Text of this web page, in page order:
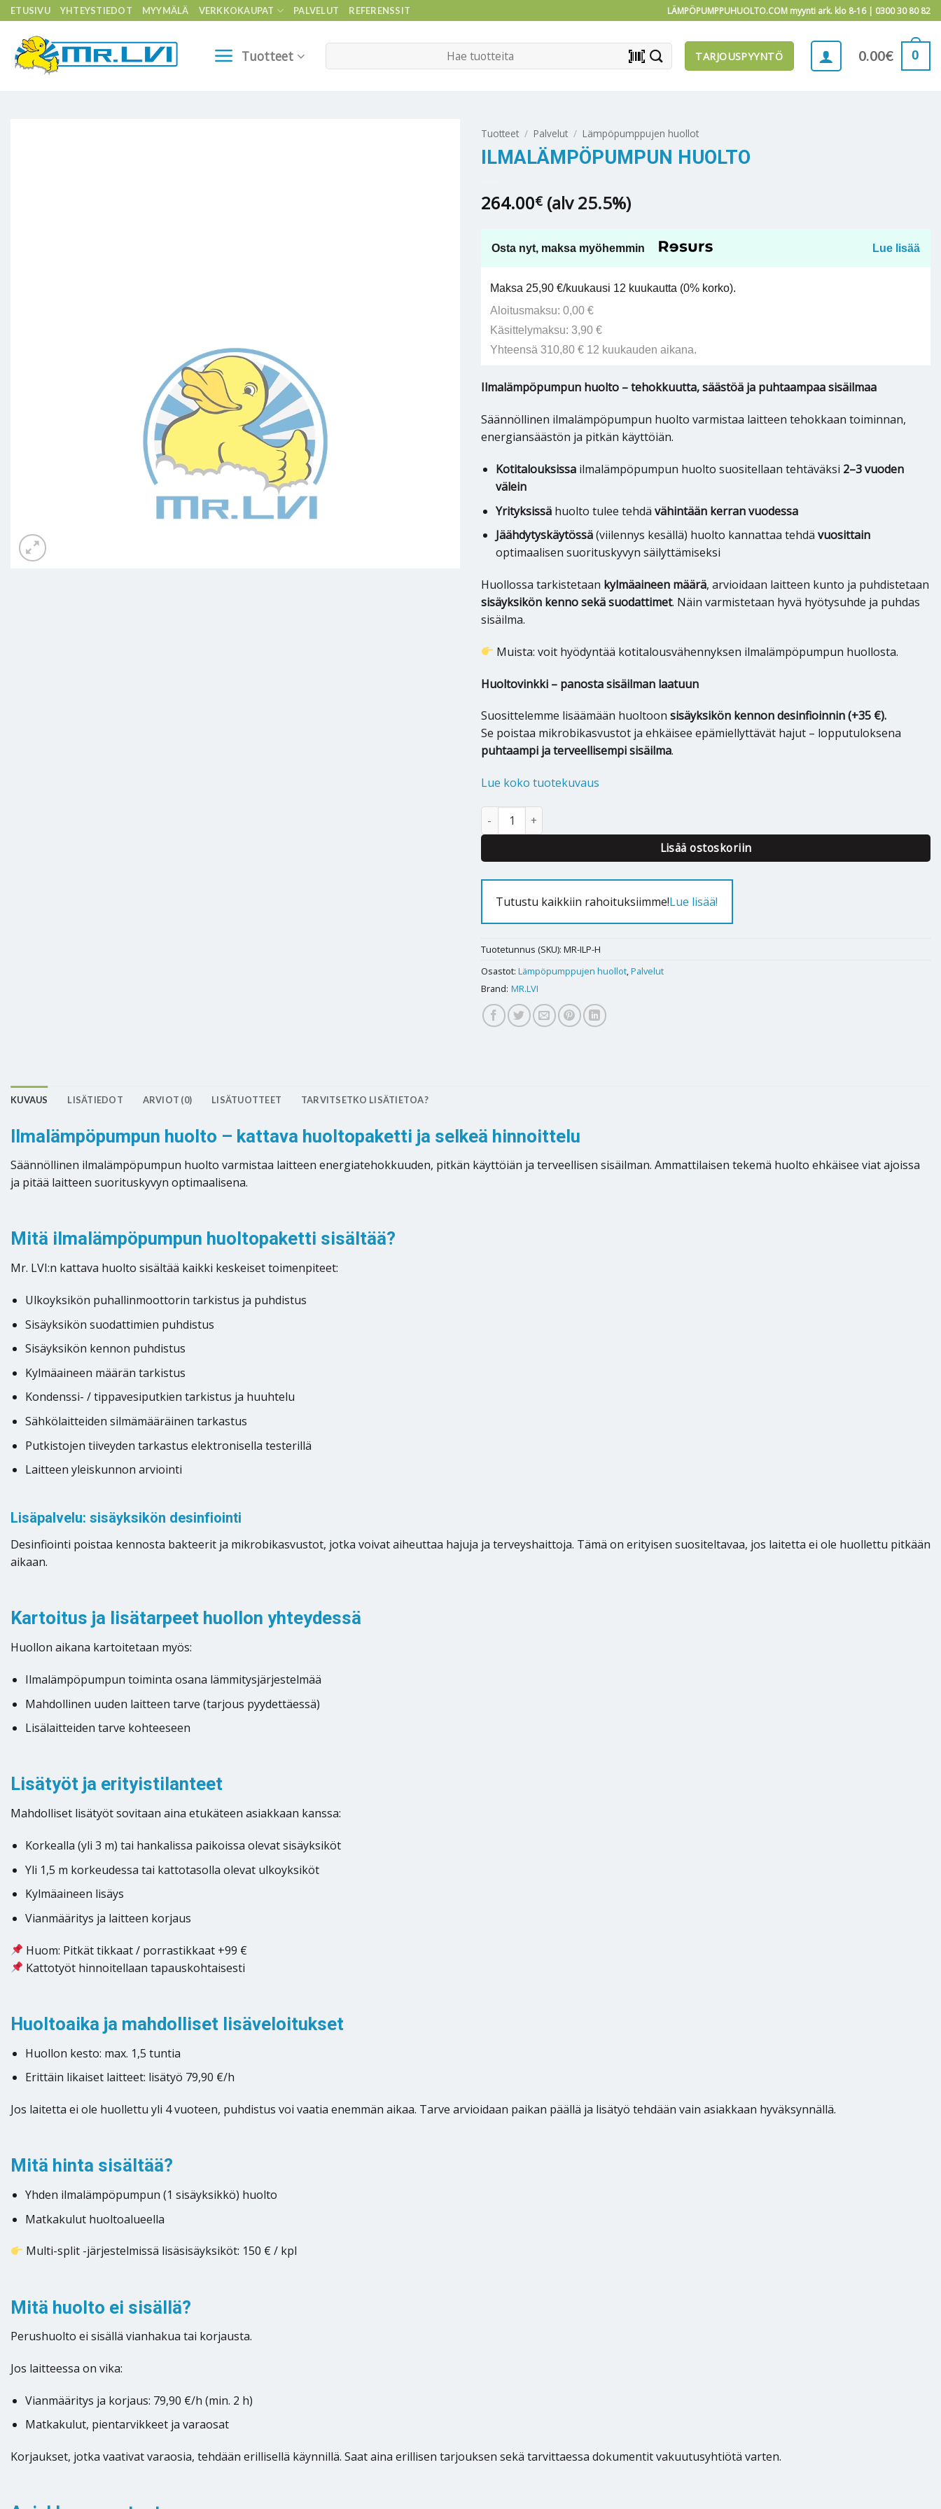
Skip
to
content
ETUSIVU YHTEYSTIEDOT MYYMÄLÄ VERKKOKAUPAT PALVELUT REFERENSSIT LÄMPÖPUMPPUHUOLTO.COM myynti ark. klo 8-16 | 0300 30 80 82
Tuotteet barcode_scanner TARJOUSPYYNTÖ 0.00€ 0
Tuotteet / Palvelut / Lämpöpumppujen huollot
ILMALÄMPÖPUMPUN HUOLTO
264.00€ (alv 25.5%)
Osta nyt, maksa myöhemmin Lue lisää
Maksa 25,90 €/kuukausi 12 kuukautta (0% korko).
Aloitusmaksu: 0,00 €
Käsittelymaksu: 3,90 €
Yhteensä 310,80 € 12 kuukauden aikana.
Ilmalämpöpumpun huolto – tehokkuutta, säästöä ja puhtaampaa sisäilmaa
Säännöllinen ilmalämpöpumpun huolto varmistaa laitteen tehokkaan toiminnan,
energiansäästön ja pitkän käyttöiän.
Kotitalouksissailmalämpöpumpun huolto suositellaan tehtäväksi 2–3 vuoden
välein
Yrityksissähuolto tulee tehdä vähintään kerran vuodessa
Jäähdytyskäytössä(viilennys kesällä) huolto kannattaa tehdä vuosittain
optimaalisen suorituskyvyn säilyttämiseksi
Huollossa tarkistetaan kylmäaineen määrä, arvioidaan laitteen kunto ja puhdistetaan
sisäyksikön kenno sekä suodattimet. Näin varmistetaan hyvä hyötysuhde ja puhdas
sisäilma.
Muista: voit hyödyntää kotitalousvähennyksen ilmalämpöpumpun huollosta.
Huoltovinkki – panosta sisäilman laatuun
Suosittelemme lisäämään huoltoon sisäyksikön kennon desinfioinnin (+35 €).
Se poistaa mikrobikasvustot ja ehkäisee epämiellyttävät hajut – lopputuloksena
puhtaampi ja terveellisempi sisäilma.
Lue koko tuotekuvaus
Ilmalämpöpumpun huolto määrä
Lisää ostoskoriin
Alternative:
Tutustu kaikkiin rahoituksiimme!Lue lisää!
Tuotetunnus (SKU): MR-ILP-H
Osastot: Lämpöpumppujen huollot Palvelut
Brand: MR.LVI
KUVAUS LISÄTIEDOT ARVIOT (0) LISÄTUOTTEET TARVITSETKO LISÄTIETOA?
Ilmalämpöpumpun huolto – kattava huoltopaketti ja selkeä hinnoittelu
Säännöllinen ilmalämpöpumpun huolto varmistaa laitteen energiatehokkuuden, pitkän käyttöiän ja terveellisen sisäilman. Ammattilaisen tekemä huolto ehkäisee viat ajoissa
ja pitää laitteen suorituskyvyn optimaalisena.
Mitä ilmalämpöpumpun huoltopaketti sisältää?
Mr. LVI:n kattava huolto sisältää kaikki keskeiset toimenpiteet:
Ulkoyksikön puhallinmoottorin tarkistus ja puhdistus
Sisäyksikön suodattimien puhdistus
Sisäyksikön kennon puhdistus
Kylmäaineen määrän tarkistus
Kondenssi- / tippavesiputkien tarkistus ja huuhtelu
Sähkölaitteiden silmämääräinen tarkastus
Putkistojen tiiveyden tarkastus elektronisella testerillä
Laitteen yleiskunnon arviointi
Lisäpalvelu: sisäyksikön desinfiointi
Desinfiointi poistaa kennosta bakteerit ja mikrobikasvustot, jotka voivat aiheuttaa hajuja ja terveyshaittoja. Tämä on erityisen suositeltavaa, jos laitetta ei ole huollettu pitkään
aikaan.
Kartoitus ja lisätarpeet huollon yhteydessä
Huollon aikana kartoitetaan myös:
Ilmalämpöpumpun toiminta osana lämmitysjärjestelmää
Mahdollinen uuden laitteen tarve (tarjous pyydettäessä)
Lisälaitteiden tarve kohteeseen
Lisätyöt ja erityistilanteet
Mahdolliset lisätyöt sovitaan aina etukäteen asiakkaan kanssa:
Korkealla (yli 3 m) tai hankalissa paikoissa olevat sisäyksiköt
Yli 1,5 m korkeudessa tai kattotasolla olevat ulkoyksiköt
Kylmäaineen lisäys
Vianmääritys ja laitteen korjaus
Huom: Pitkät tikkaat / porrastikkaat +99 €
Kattotyöt hinnoitellaan tapauskohtaisesti
Huoltoaika ja mahdolliset lisäveloitukset
Huollon kesto: max. 1,5 tuntia
Erittäin likaiset laitteet: lisätyö 79,90 €/h
Jos laitetta ei ole huollettu yli 4 vuoteen, puhdistus voi vaatia enemmän aikaa. Tarve arvioidaan paikan päällä ja lisätyö tehdään vain asiakkaan hyväksynnällä.
Mitä hinta sisältää?
Yhden ilmalämpöpumpun (1 sisäyksikkö) huolto
Matkakulut huoltoalueella
Multi-split -järjestelmissä lisäsisäyksiköt: 150 € / kpl
Mitä huolto ei sisällä?
Perushuolto ei sisällä vianhakua tai korjausta.
Jos laitteessa on vika:
Vianmääritys ja korjaus: 79,90 €/h (min. 2 h)
Matkakulut, pientarvikkeet ja varaosat
Korjaukset, jotka vaativat varaosia, tehdään erillisellä käynnillä. Saat aina erillisen tarjouksen sekä tarvittaessa dokumentit vakuutusyhtiötä varten.